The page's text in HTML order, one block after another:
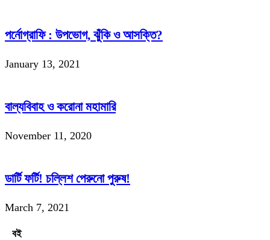
পর্নোগ্রাফি : উপভোগ, ঝুঁকি ও আসক্তি?
January 13, 2021
বাল্যবিবাহ ও করোনা মহামারি
November 11, 2020
ডার্টি ফর্টি! চল্লিশ পেরুনো পুরুষ!
March 7, 2021
বই